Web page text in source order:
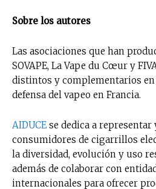
Sobre los autores
Las asociaciones que han
SOVAPE, La Vape du Cœur y
distintos y complementarios
defensa del vapeo en Francia.
AIDUCE se dedica a representar
consumidores de cigarrillos
la diversidad, evolución y uso
además de colaborar con
internacionales para ofrecer